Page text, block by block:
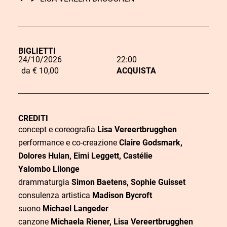
BIGLIETTI
D
a
a
O
r
a
o
s
t
o
L
n
d
i
a
q
u
24/10/2026
22:00
da € 10,00
ACQUISTA
CREDITI
concept e coreografia Lisa Vereertbrugghen
performance e co-creazione Claire Godsmark,
Dolores Hulan, Eimi Leggett, Castélie
Yalombo Lilonge
drammaturgia Simon Baetens, Sophie Guisset
consulenza artistica Madison Bycroft
suono Michael Langeder
canzone Michaela Riener, Lisa Vereertbrugghen